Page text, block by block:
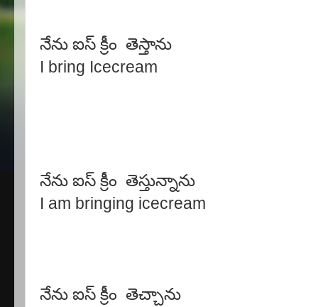
నేను ఐస్ క్రీం తెస్తాను
I bring Icecream
నేను ఐస్ క్రీం తెస్తున్నాను
I am bringing icecream
నేను ఐస్ క్రీం తెచ్చాను